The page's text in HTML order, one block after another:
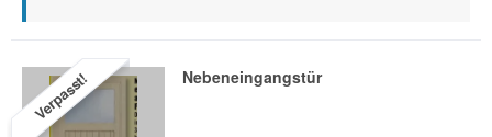
Verpasst! Nebeneingangstür